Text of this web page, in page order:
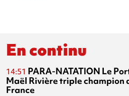
En continu
14:51 PARA-NATATION Le
Maël Rivière triple champion
France